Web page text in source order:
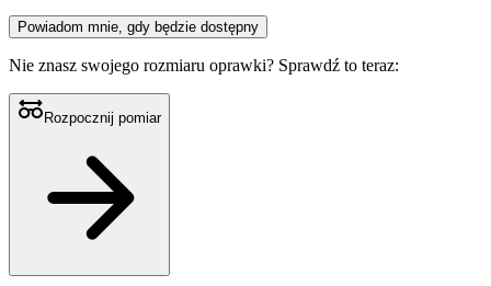
Powiadom mnie, gdy będzie dostępny
Nie znasz swojego rozmiaru oprawki? Sprawdź to teraz:
Rozpocznij pomiar